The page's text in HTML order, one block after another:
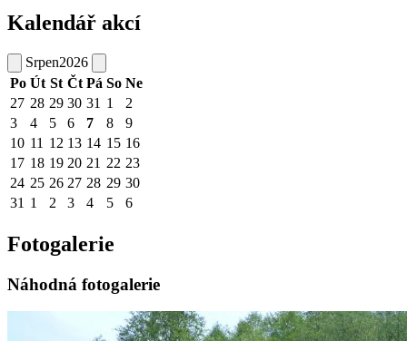
Kalendář akcí
Srpen2026
Po Út St Čt Pá So Ne
27 28 29 30 31 1
2
3
4 5 6 7 8
9
10 11 12 13 14 15 16
17 18 19 20 21 22 23
24 25 26 27 28 29 30
31 1 2 3 4 5 6
Fotogalerie
Náhodná fotogalerie